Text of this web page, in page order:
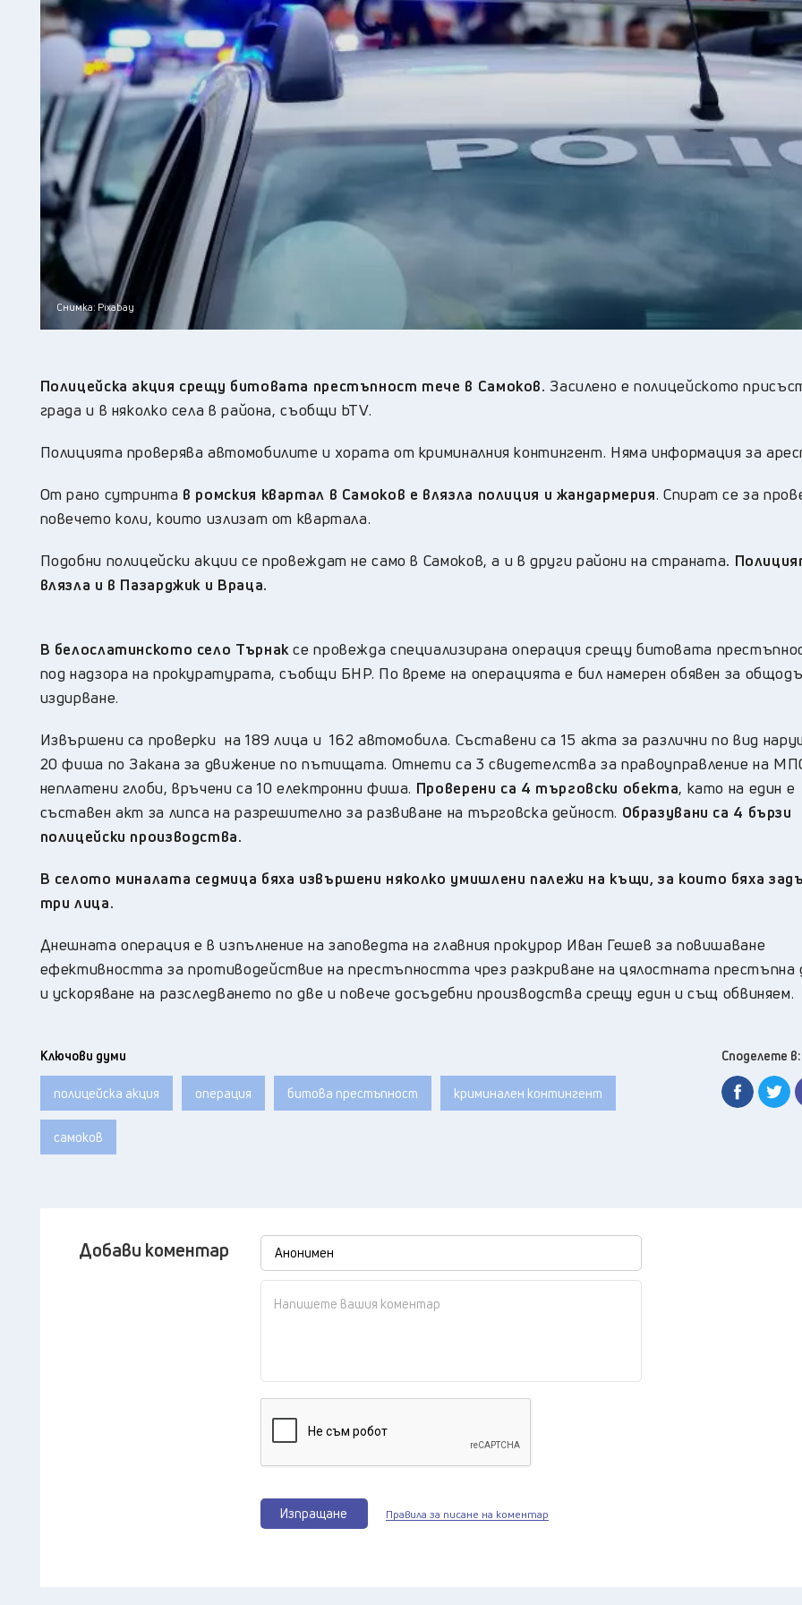
Перник, 23°C
Плевен, °C
Пловдив, 22°C
21
Силистра, 22°C
Сливен, 19°C
24°C
°C
°C
Ямбол, 20°C
Снимка: Pixabay
Полицейска акция срещу битовата престъпност тече в Самоков. Засилено е полицейското
града и в няколко села в района, съобщи bTV.
Полицията проверява автомобилите и хората от криминалния контингент. Няма информация за
От рано сутринта в ромския квартал в Самоков е влязла полиция и жандармерия. Спират се за
повечето коли, които излизат от квартала.
Подобни полицейски акции се провеждат не само в Самоков, а и в други райони на страната.
влязла и в Пазарджик и Враца.
В белослатинското село Търнаксе провежда специализирана операция срещу битовата
под надзора на прокуратурата, съобщи БНР. По време на операцията е бил намерен обявен за
издирване.
Извършени са проверки на 189 лица и 162 автомобила. Съставени са 15 акта за различни по вид
20 фиша по Закана за движение по пътищата. Отнети са 3 свидетелства за правоуправление на
неплатени глоби, връчени са 10 електронни фиша. Проверени са 4 търговски обекта, като на един е
съставен акт за липса на разрешително за развиване на търговска дейност. Образувани са 4 бързи
полицейски производства.
В селото миналата седмица бяха извършени няколко умишлени палежи на къщи, за които бяха
три лица.
Днешната операция е в изпълнение на заповедта на главния прокурор Иван Гешев за повишаване
ефективността за противодействие на престъпността чрез разкриване на цялостната престъпна
и ускоряване на разследването по две и повече досъдебни производства срещу един и същ обвиняем.
Ключови думи
полицейска акция операция битова престъпност криминален контингент
самоков
Споделете в:
Добави коментар
Изпращане Правила за писане на коментар